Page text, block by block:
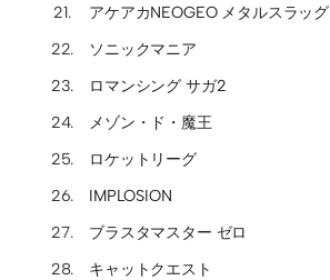
アケアカNEOGEO メタルスラッグ
ソニックマニア
ロマンシング サガ2
メゾン・ド・魔王
ロケットリーグ
IMPLOSION
ブラスタマスター ゼロ
キャットクエスト